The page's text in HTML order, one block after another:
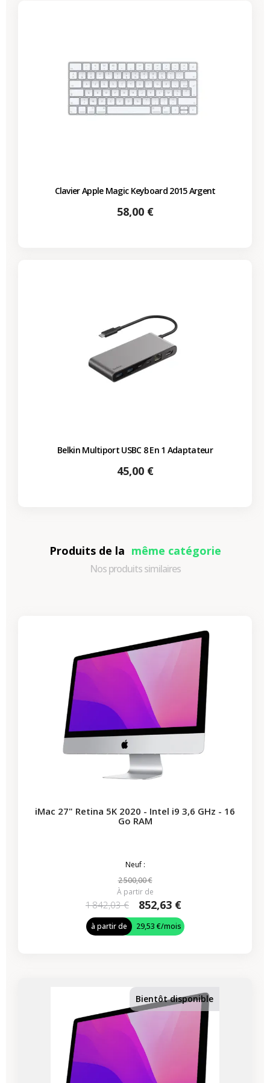
Clavier Apple Magic Keyboard 2015 Argent
Prix
58,00 €
Belkin Multiport USBC 8 En 1 Adaptateur
Prix
45,00 €
Produits de la même catégorie
Nos produits similaires
iMac 27" Retina 5K 2020 - Intel i9 3,6 GHz - 16
Go RAM
Neuf :
2 500,00 €
À partir de
1 842,03 € 852,63 €
à partir de 29,53 €/mois
Bientôt disponible